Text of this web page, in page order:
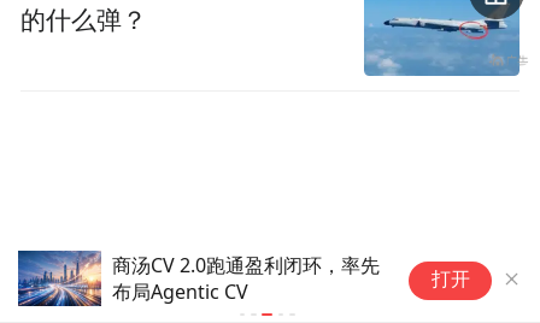
商汤CV 2.0跑通盈利闭环，率先
布局Agentic CV
打开
的什么弹？